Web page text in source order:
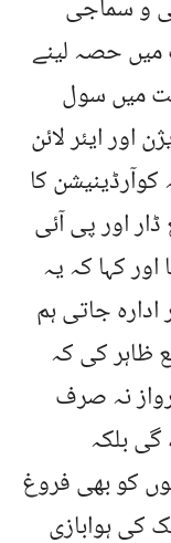
و سماجی
حصہ لینے
میں سول
اور ایئر لائن
کا
ڈار اور پی آئی
کہا کہ یہ
جاتی ہم
ظاہر کی کہ
نہ صرف
گی بلکہ
کو بھی فروغ
ہوابازی